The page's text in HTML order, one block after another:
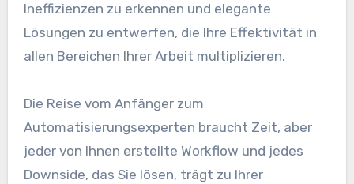
Ineffizienzen zu erkennen und elegante
Lösungen zu entwerfen, die Ihre Effektivität in
allen Bereichen Ihrer Arbeit multiplizieren.
Die Reise vom Anfänger zum
Automatisierungsexperten braucht Zeit, aber
jeder von Ihnen erstellte Workflow und jedes
Downside, das Sie lösen, trägt zu Ihrer